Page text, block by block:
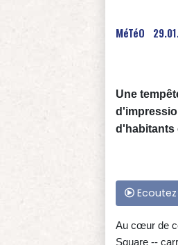
MéTéO
Une
d'habitants
Ecoutez
Au cœur de
Square --